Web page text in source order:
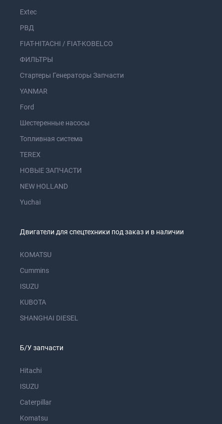
Extec
РВД
FIAT-HITACHI / FIAT-KOBELCO
ФИЛЬТРЫ
Стартеры Генераторы Запчасти
YANMAR
Ford
Шестеренные насосы
Топливная система
TEREX
НОВЫЕ ЗАПЧАСТИ
NEW HOLLAND
Yuchai
Двигатели для спецтехники под заказ и в наличии
KOMATSU
Cummins
ISUZU
KUBOTA
SHANGHAI DIESEL
Б/У запчасти
Hitachi
ISUZU
Caterpillar
Komatsu